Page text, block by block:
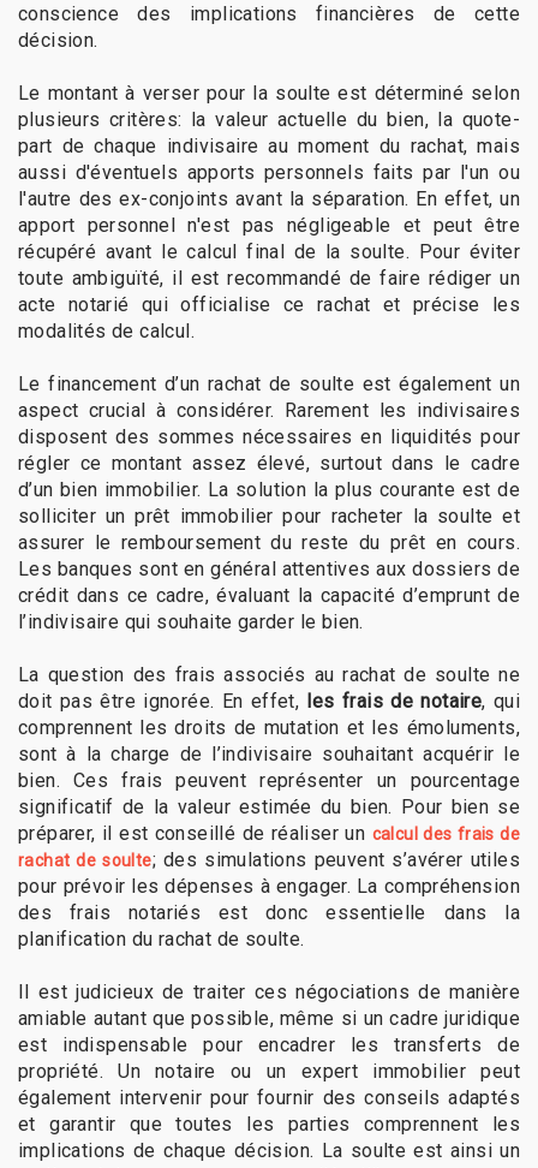
conscience des implications financières de cette
décision.
Le montant à verser pour la soulte est déterminé selon
plusieurs critères: la valeur actuelle du bien, la quote-
part de chaque indivisaire au moment du rachat, mais
aussi d'éventuels apports personnels faits par l'un ou
l'autre des ex-conjoints avant la séparation. En effet, un
apport personnel n'est pas négligeable et peut être
récupéré avant le calcul final de la soulte. Pour éviter
toute ambiguïté, il est recommandé de faire rédiger un
acte notarié qui officialise ce rachat et précise les
modalités de calcul.
Le financement d’un rachat de soulte est également un
aspect crucial à considérer. Rarement les indivisaires
disposent des sommes nécessaires en liquidités pour
régler ce montant assez élevé, surtout dans le cadre
d’un bien immobilier. La solution la plus courante est de
solliciter un prêt immobilier pour racheter la soulte et
assurer le remboursement du reste du prêt en cours.
Les banques sont en général attentives aux dossiers de
crédit dans ce cadre, évaluant la capacité d’emprunt de
l’indivisaire qui souhaite garder le bien.
La question des frais associés au rachat de soulte ne
doit pas être ignorée. En effet, les frais de notaire, qui
comprennent les droits de mutation et les émoluments,
sont à la charge de l’indivisaire souhaitant acquérir le
bien. Ces frais peuvent représenter un pourcentage
significatif de la valeur estimée du bien. Pour bien se
préparer, il est conseillé de réaliser un calcul des frais de
rachat de soulte; des simulations peuvent s’avérer utiles
pour prévoir les dépenses à engager. La compréhension
des frais notariés est donc essentielle dans la
planification du rachat de soulte.
Il est judicieux de traiter ces négociations de manière
amiable autant que possible, même si un cadre juridique
est indispensable pour encadrer les transferts de
propriété. Un notaire ou un expert immobilier peut
également intervenir pour fournir des conseils adaptés
et garantir que toutes les parties comprennent les
implications de chaque décision. La soulte est ainsi un